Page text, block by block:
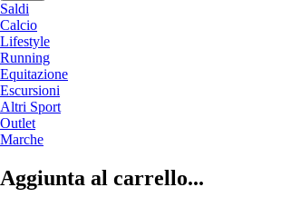
Saldi
Calcio
Lifestyle
Running
Equitazione
Escursioni
Altri Sport
Outlet
Marche
Aggiunta al carrello...